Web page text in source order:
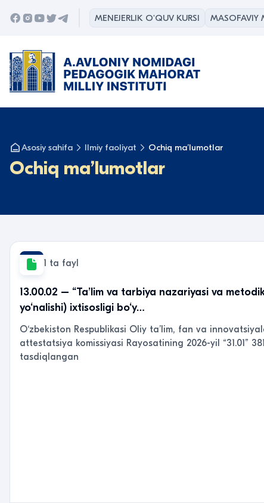
MENEJERLIK O'QUV KURSI MASOFAVIY
Asosiy sahifa Ilmiy faoliyat Ochiq maʼlumotlar
Ochiq maʼlumotlar
1 ta fayl
13.00.02 – “Ta’lim va tarbiya nazariyasi va
yo‘nalishi) ixtisosligi bo‘y…
O‘zbekiston Respublikasi Oliy ta’lim, fan va
attestatsiya komissiyasi Rayosatining 2026-yil “31.01”
tasdiqlangan